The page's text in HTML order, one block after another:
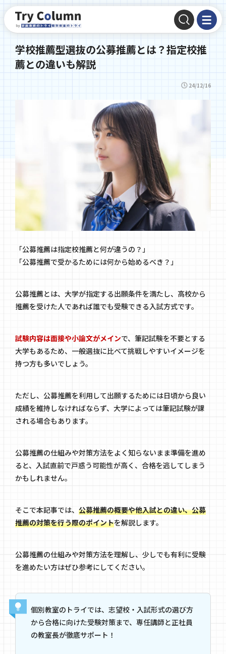
学校推薦型選抜の公募推薦とは？指定校推
薦との違いも解説
24/12/16
「公募推薦は指定校推薦と何が違うの？」
「公募推薦で受かるためには何から始めるべき？」
公募推薦とは、大学が指定する出願条件を満たし、高校から
推薦を受けた人であれば誰でも受験できる入試方式です。
試験内容は面接や小論文がメインで、筆記試験を不要とする
大学もあるため、一般選抜に比べて挑戦しやすいイメージを
持つ方も多いでしょう。
ただし、公募推薦を利用して出願するためには日頃から良い
成績を維持しなければならず、大学によっては筆記試験が課
される場合もあります。
公募推薦の仕組みや対策方法をよく知らないまま準備を進め
ると、入試直前で戸惑う可能性が高く、合格を逃してしまう
かもしれません。
そこで本記事では、 公募推薦の概要や他入試との違い、公募
推薦の対策を行う際のポイントを解説します。
公募推薦の仕組みや対策方法を理解し、少しでも有利に受験
を進めたい方はぜひ参考にしてください。
個別教室のトライでは、志望校・入試形式の選び方
から合格に向けた受験対策まで、専任講師と正社員
の教室長が徹底サポート！